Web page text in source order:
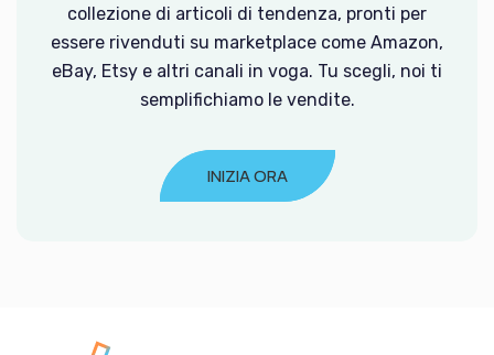
collezione di articoli di tendenza, pronti per
essere rivenduti su marketplace come Amazon,
eBay, Etsy e altri canali in voga. Tu scegli, noi ti
semplifichiamo le vendite.
INIZIA ORA